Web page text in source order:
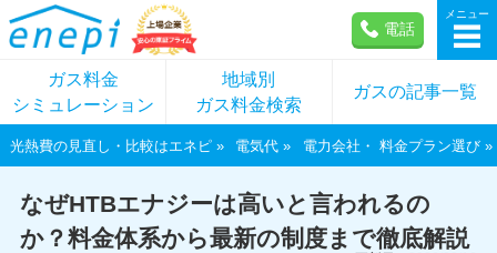
電話
メニュー
ガス料金
シミュレーション
地域別
ガス料金検索
ガスの記事一覧
光熱費の見直し・比較はエネピ 電気代 電力会社・ 料金プラン選び
なぜHTBエナジーは高いと言われるの
か？料金体系から最新の制度まで徹底解説